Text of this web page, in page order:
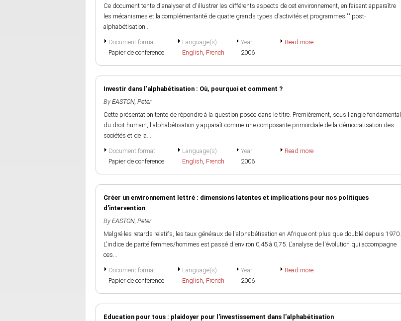
Ce document tente d'analyser et d'illustrer les différents aspects de cet environnement, en faisant apparaître
les mécanismes et la complémentarité de quatre grands types d'activités et programmes "" post-
alphabétisation...
Document format
Papier de conference
Language(s)
English, French
Year
2006
Read more
Investir dans l'alphabétisation : Où, pourquoi et comment ?
By EASTON, Peter
Cette présentation tente de répondre à la question posée dans le titre. Premièrement, sous l'angle fondamental
du droit humain, l'alphabétisation y apparaît comme une composante primordiale de la démocratisation des
sociétés et de la...
Document format
Papier de conference
Language(s)
English, French
Year
2006
Read more
Créer un environnement lettré : dimensions latentes et implications pour nos politiques
d'intervention
By EASTON, Peter
Malgré les retards relatifs, les taux généraux de l'alphabétisation en Afrique ont plus que doublé depuis 1970.
L'indice de parité femmes/hommes est passé d'environ 0,45 à 0,75. L'analyse de l'évolution qui accompagne
ces...
Document format
Papier de conference
Language(s)
English, French
Year
2006
Read more
Education pour tous : plaidoyer pour l'investissement dans l'alphabétisation